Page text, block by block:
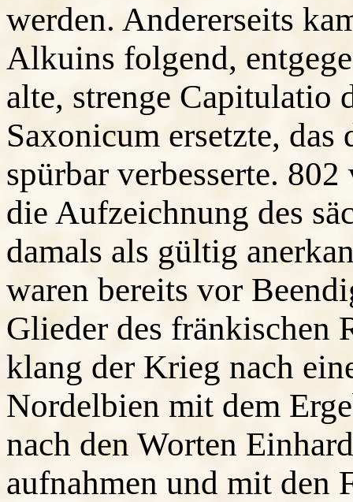
werden. Andererseits
Alkuins folgend,
alte, strenge Capitulatio
Saxonicum ersetzte, das
spürbar verbesserte.
die Aufzeichnung des
damals als gültig
waren bereits vor
Glieder des fränkischen
klang der Krieg nach
Nordelbien mit dem
nach den Worten
aufnahmen und mit den